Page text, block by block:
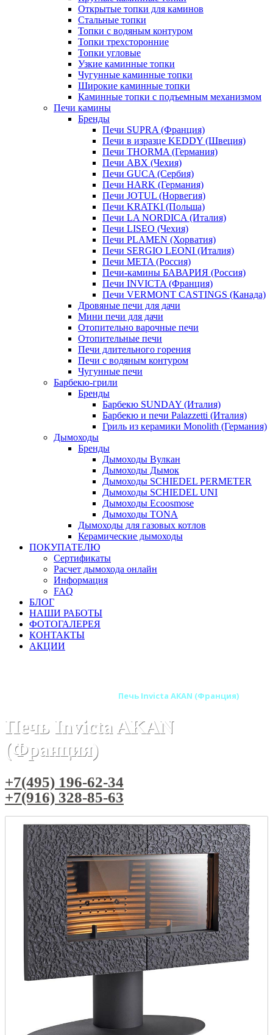
Открытые топки для каминов
Стальные топки
Топки с водяным контуром
Топки трехсторонние
Топки угловые
Узкие каминные топки
Чугунные каминные топки
Широкие каминные топки
Каминные топки с подъемным механизмом
Печи камины
Бренды
Печи SUPRA (Франция)
Печи в изразце KEDDY (Швеция)
Печи THORMA (Германия)
Печи ABX (Чехия)
Печи GUCA (Сербия)
Печи HARK (Германия)
Печи JOTUL (Норвегия)
Печи KRATKI (Польша)
Печи LA NORDICA (Италия)
Печи LISEO (Чехия)
Печи PLAMEN (Хорватия)
Печи SERGIO LEONI (Италия)
Печи META (Россия)
Печи-камины БАВАРИЯ (Россия)
Печи INVICTA (Франция)
Печи VERMONT CASTINGS (Канада)
Дровяные печи для дачи
Мини печи для дачи
Отопительно варочные печи
Отопительные печи
Печи длительного горения
Печи с водяным контуром
Чугунные печи
Барбекю-грили
Бренды
Барбекю SUNDAY (Италия)
Барбекю и печи Palazzetti (Италия)
Гриль из керамики Monolith (Германия)
Дымоходы
Бренды
Дымоходы Вулкан
Дымоходы Дымок
Дымоходы SCHIEDEL PERMETER
Дымоходы SCHIEDEL UNI
Дымоходы Ecoosmose
Дымоходы TONA
Дымоходы для газовых котлов
Керамические дымоходы
ПОКУПАТЕЛЮ
Сертификаты
Расчет дымохода онлайн
Информация
FAQ
БЛОГ
НАШИ РАБОТЫ
ФОТОГАЛЕРЕЯ
КОНТАКТЫ
АКЦИИ
Печь Invicta AKAN (Франция)
Печь Invicta AKAN
(Франция)
+7(495) 196-62-34
+7(916) 328-85-63